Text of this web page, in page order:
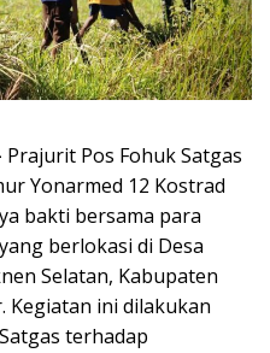
Prajurit Pos Fohuk Satgas
Yonarmed 12 Kostrad
bakti bersama para
berlokasi di Desa
Selatan, Kabupaten
Kegiatan ini dilakukan
terhadap